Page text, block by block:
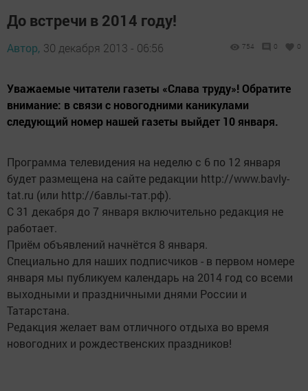
До встречи в 2014 году!
Автор, 30 декабря 2013 - 06:56 754 0 0
Уважаемые читатели газеты «Слава труду»! Обратите
внимание: в связи с новогодними каникулами
следующий номер нашей газеты выйдет 10 января.
Программа телевидения на неделю с 6 по 12 января
будет размещена на сайте редакции http://www.bavly-
tat.ru (или http://бавлы-тат.рф).
С 31 декабря до 7 января включительно редакция не
работает.
Приём объявлений начнётся 8 января.
Специально для наших подписчиков - в первом номере
января мы публикуем календарь на 2014 год со всеми
выходными и праздничными днями России и
Татарстана.
Редакция желает вам отличного отдыха во время
новогодних и рождественских праздников!